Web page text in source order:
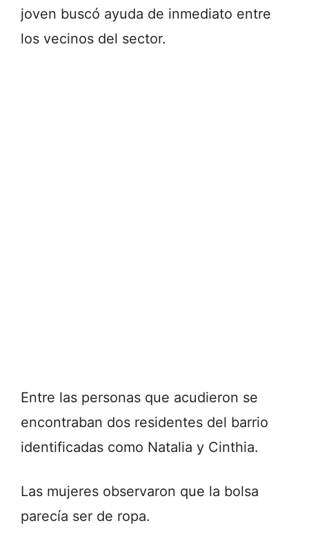
joven buscó ayuda de inmediato entre
los vecinos del sector.
Entre las personas que acudieron se
encontraban dos residentes del barrio
identificadas como Natalia y Cinthia.
Las mujeres observaron que la bolsa
parecía ser de ropa.